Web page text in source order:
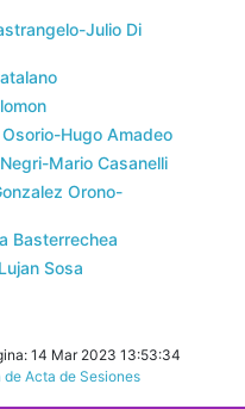
Julio Di
Hugo Amadeo
Mario Casanelli
Orono-
Basterrechea
Sosa
14 Mar 2023 13:53:34
de Acta de Sesiones